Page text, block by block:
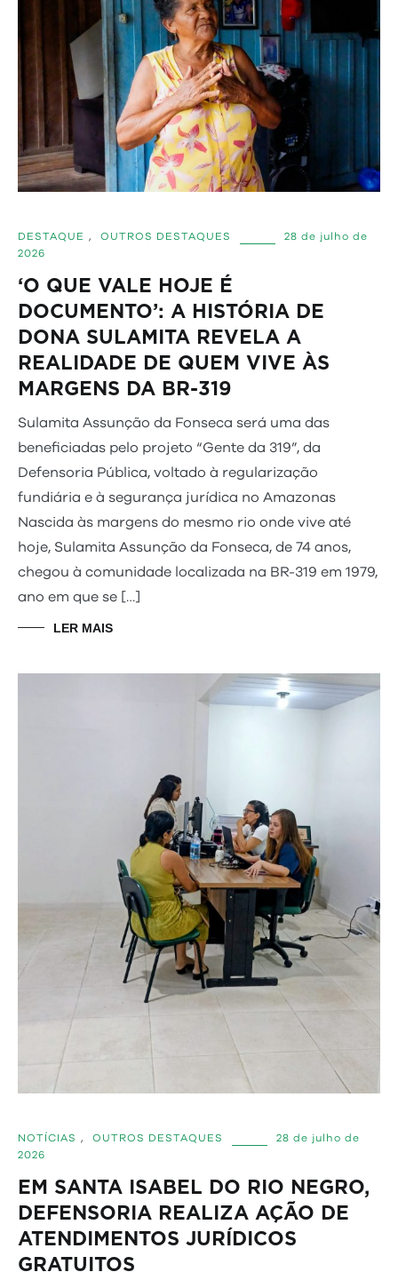
DESTAQUE , OUTROS DESTAQUES
28 de julho de
2026
‘O QUE VALE HOJE É
DOCUMENTO’: A HISTÓRIA DE
DONA SULAMITA REVELA A
REALIDADE DE QUEM VIVE ÀS
MARGENS DA BR-319
Sulamita Assunção da Fonseca será uma das
beneficiadas pelo projeto “Gente da 319”, da
Defensoria Pública, voltado à regularização
fundiária e à segurança jurídica no Amazonas
Nascida às margens do mesmo rio onde vive até
hoje, Sulamita Assunção da Fonseca, de 74 anos,
chegou à comunidade localizada na BR-319 em 1979,
ano em que se […]
LER MAIS
NOTÍCIAS , OUTROS DESTAQUES
28 de julho de
2026
EM SANTA ISABEL DO RIO NEGRO,
DEFENSORIA REALIZA AÇÃO DE
ATENDIMENTOS JURÍDICOS
GRATUITOS